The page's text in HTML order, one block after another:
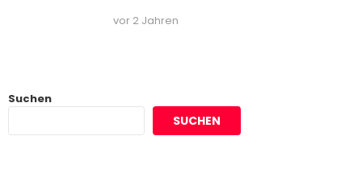
vor 2 Jahren
Suchen
SUCHEN